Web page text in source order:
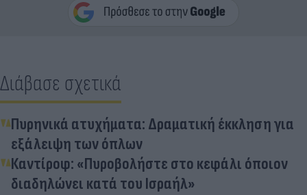
Διάβασε σχετικά
Πυρηνικά ατυχήματα: Δραματική έκκληση για
εξάλειψη των όπλων
Καντίροφ: «Πυροβολήστε στο κεφάλι όποιον
διαδηλώνει κατά του Ισραήλ»